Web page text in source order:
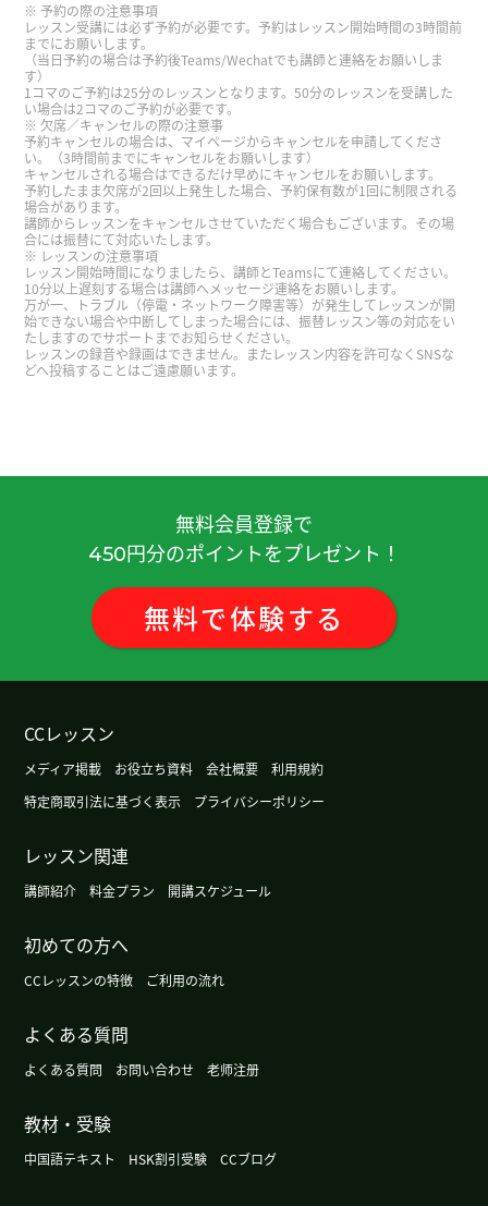
谢谢，今天的课非常有意思了。下次见!
谢谢您的课。11月的台风很奇怪。但是下周的天气
很好，所以没有问题。下次再见！
不好意思哦( 男性 )
谢谢老师 再聊吧！( 男性 )
谢谢老师！ 今天也很开心 、聊了很多呀 12月我去乌
镇的时候.老师来不来🤔哈哈😄 下次再聊吧！( 男性
)
心！ 谢谢您听我的旅游行程，您也可以去看看吧。
我要复习今天做的题目的内容。期待下次再见，谢
( 男性 )
感谢您的课程。今天的课程也很难，我还有很多需
要学习的地方。下次请多关照。( 50代 男性 )
下次请继续指导。
谢谢老师 下次在中国上课哦 祝你周末愉快
跟外国人一起工作很不容易啊 下次再聊别的话题吧
谢谢老师( 男性 )
daisy老师谢谢上课，期待着下次见
50代 男性 )
代 男性 )
谢谢您给我上课。您来日本的时候，尝试一下，请
予約の際の注意事項
レッスン受講には必ず予約が必要です。予約はレッスン開始時間の3時間前
までにお願いします。
（当日予約の場合は予約後Teams/Wechatでも講師と連絡をお願いしま
す）
1コマのご予約は25分のレッスンとなります。50分のレッスンを受講した
い場合は2コマのご予約が必要です。
欠席／キャンセルの際の注意事
予約キャンセルの場合は、マイページからキャンセルを申請してくださ
い。（3時間前までにキャンセルをお願いします）
キャンセルされる場合はできるだけ早めにキャンセルをお願いします。
予約したまま欠席が2回以上発生した場合、予約保有数が1回に制限される
場合があります。
講師からレッスンをキャンセルさせていただく場合もございます。その場
合には振替にて対応いたします。
レッスンの注意事項
レッスン開始時間になりましたら、講師とTeamsにて連絡してください。
10分以上遅刻する場合は講師へメッセージ連絡をお願いします。
万が一、トラブル（停電・ネットワーク障害等）が発生してレッスンが開
始できない場合や中断してしまった場合には、振替レッスン等の対応をい
たしますのでサポートまでお知らせください。
レッスンの録音や録画はできません。またレッスン内容を許可なくSNSな
どへ投稿することはご遠慮願います。
無料会員登録で
450円分のポイントをプレゼント！
無料で体験する
CCレッスン
メディア掲載 お役立ち資料 会社概要
利用規約
特定商取引法に基づく表示
プライバシーポリシー
レッスン関連
講師紹介 料金プラン 開講スケジュール
初めての方へ
CCレッスンの特徴 ご利用の流れ
よくある質問
よくある質問 お問い合わせ 老师注册
教材・受験
中国語テキスト HSK割引受験 CCブログ